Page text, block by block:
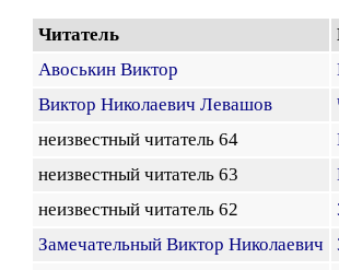
Читатель
Авоськин Виктор
Виктор Николаевич Левашов
неизвестный читатель 64
неизвестный читатель 63
неизвестный читатель 62
Замечательный Виктор Николаевич